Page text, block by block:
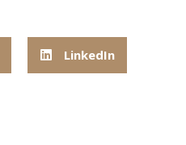
LinkedIn